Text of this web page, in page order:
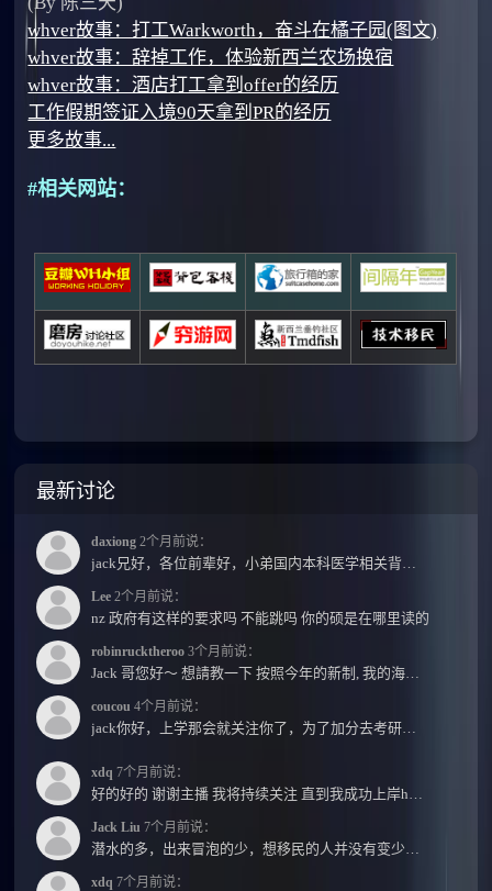
whver故事：打工Warkworth，奋斗在橘子园(图文)
whver故事：辞掉工作，体验新西兰农场换宿
whver故事：酒店打工拿到offer的经历
工作假期签证入境90天拿到PR的经历
更多故事...
#相关网站：
最新讨论
daxiong 2个月前说：
Lee 2个月前说：
nz 政府有这样的要求吗 不能跳吗 你的硕是在哪里读的
robinrucktheroo 3个月前说：
coucou 4个月前说：
xdq 7个月前说：
Jack Liu 7个月前说：
xdq 7个月前说：